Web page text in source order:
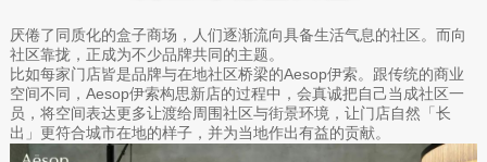
厌倦了同质化的盒子商场，人们逐渐流向具备生活气息的社区。而向
社区靠拢，正成为不少品牌共同的主题。
比如每家门店皆是品牌与在地社区桥梁的Aesop伊索。跟传统的商业
空间不同，Aesop伊索构思新店的过程中，会真诚把自己当成社区一
员，将空间表达更多让渡给周围社区与街景环境，让门店自然「长
出」更符合城市在地的样子，并为当地作出有益的贡献。